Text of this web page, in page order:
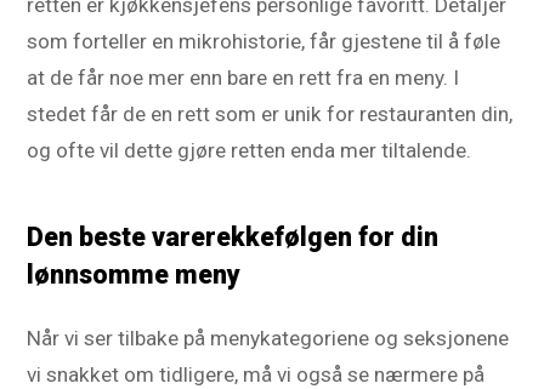
retten er kjøkkensjefens personlige favoritt. Detaljer
som forteller en mikrohistorie, får gjestene til å føle
at de får noe mer enn bare en rett fra en meny. I
stedet får de en rett som er unik for restauranten din,
og ofte vil dette gjøre retten enda mer tiltalende.
Den beste varerekkefølgen for din
lønnsomme meny
Når vi ser tilbake på menykategoriene og seksjonene
vi snakket om tidligere, må vi også se nærmere på